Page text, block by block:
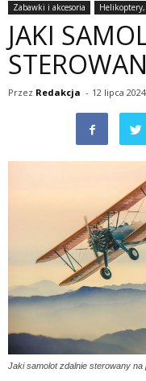
Zabawki i akcesoria Helikoptery,
JAKI
Przez Redakcja - 12 lipca 2024
Jaki samolot zdalnie sterowany na